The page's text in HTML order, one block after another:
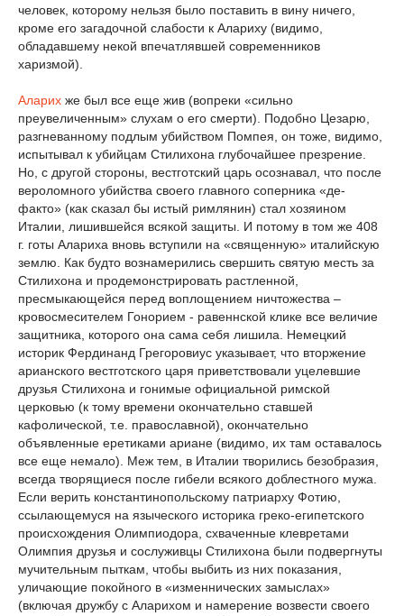
человек, которому нельзя было поставить в вину ничего,
кроме его загадочной слабости к Алариху (видимо,
обладавшему некой впечатлявшей современников
харизмой).
Аларих же был все еще жив (вопреки «сильно
преувеличенным» слухам о его смерти). Подобно Цезарю,
разгневанному подлым убийством Помпея, он тоже, видимо,
испытывал к убийцам Стилихона глубочайшее презрение.
Но, с другой стороны, вестготский царь осознавал, что после
вероломного убийства своего главного соперника «де-
факто» (как сказал бы истый римлянин) стал хозяином
Италии, лишившейся всякой защиты. И потому в том же 408
г. готы Алариха вновь вступили на «священную» италийскую
землю. Как будто вознамерились свершить святую месть за
Стилихона и продемонстрировать растленной,
пресмыкающейся перед воплощением ничтожества –
кровосмесителем Гонорием - равеннской клике все величие
защитника, которого она сама себя лишила. Немецкий
историк Фердинанд Грегоровиус указывает, что вторжение
арианского вестготского царя приветствовали уцелевшие
друзья Стилихона и гонимые официальной римской
церковью (к тому времени окончательно ставшей
кафолической, т.е. православной), окончательно
объявленные еретиками ариане (видимо, их там оставалось
все еще немало). Меж тем, в Италии творились безобразия,
всегда творящиеся после гибели всякого доблестного мужа.
Если верить константинопольскому патриарху Фотию,
ссылающемуся на языческого историка греко-египетского
происхождения Олимпиодора, схваченные клевретами
Олимпия друзья и сослуживцы Стилихона были подвергнуты
мучительным пыткам, чтобы выбить из них показания,
уличающие покойного в «изменнических замыслах»
(включая дружбу с Аларихом и намерение возвести своего